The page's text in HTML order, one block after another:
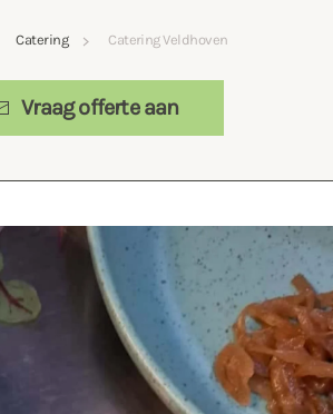
Catering Catering Veldhoven
Vraag offerte aan